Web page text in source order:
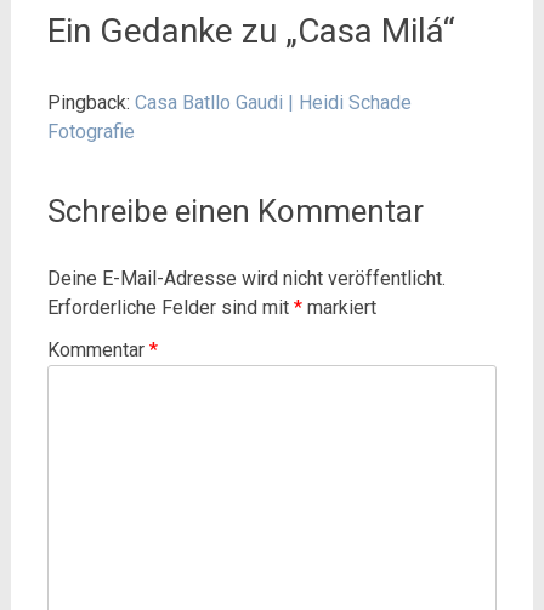
Ein Gedanke zu „Casa Milá“
Pingback: Casa Batllo Gaudi | Heidi Schade
Fotografie
Schreibe einen Kommentar
Deine E-Mail-Adresse wird nicht veröffentlicht.
Erforderliche Felder sind mit *markiert
Kommentar *